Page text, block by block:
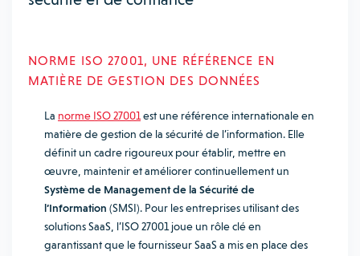
NORME ISO 27001, UNE RÉFÉRENCE EN
MATIÈRE DE GESTION DES DONNÉES
La norme ISO 27001est une référence internationale en
matière de gestion de la sécurité de l’information. Elle
définit un cadre rigoureux pour établir, mettre en
œuvre, maintenir et améliorer continuellement un
Système de Management de la Sécurité de
l’Information (SMSI). Pour les entreprises utilisant des
solutions SaaS, l’ISO 27001 joue un rôle clé en
garantissant que le fournisseur SaaS a mis en place des